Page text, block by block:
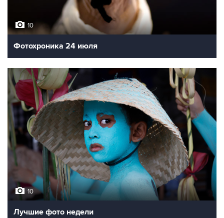
10
Фотохроника 24 июля
10
Лучшие фото недели